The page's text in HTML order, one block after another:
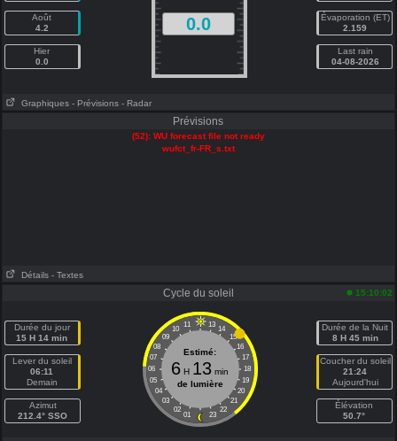
Août
4.2
Hier
0.0
0.0
Évaporation (ET)
2.159
Last rain
04-08-2026
Graphiques - Prévisions - Radar
Prévisions
(52): WU forecast file not ready
wufct_fr-FR_s.txt
Détails - Textes
Cycle du soleil 15:10:02
Durée du jour
15 H 14 min
Lever du soleil
06:11
Demain
Azimut
212.4° SSO
11 13
10
14
09
15
08
16
07
17
06
18
05
19
04
20
03
21
02
22
01 23
Estimé:
6 H 13 min
de lumière
Durée de la Nuit
8 H 45 min
Coucher du soleil
21:24
Aujourd'hui
Élévation
50.7°